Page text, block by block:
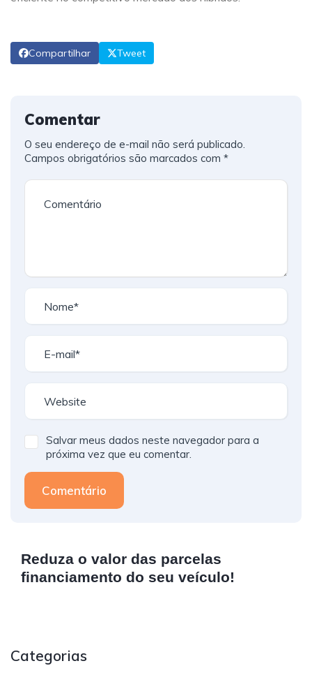
Compartilhar Tweet
Comentar
O seu endereço de e-mail não será publicado.
Campos obrigatórios são marcados com *
Salvar meus dados neste navegador para a
próxima vez que eu comentar.
Comentário
Reduza o valor das parcelas
financiamento do seu veículo!
Categorias